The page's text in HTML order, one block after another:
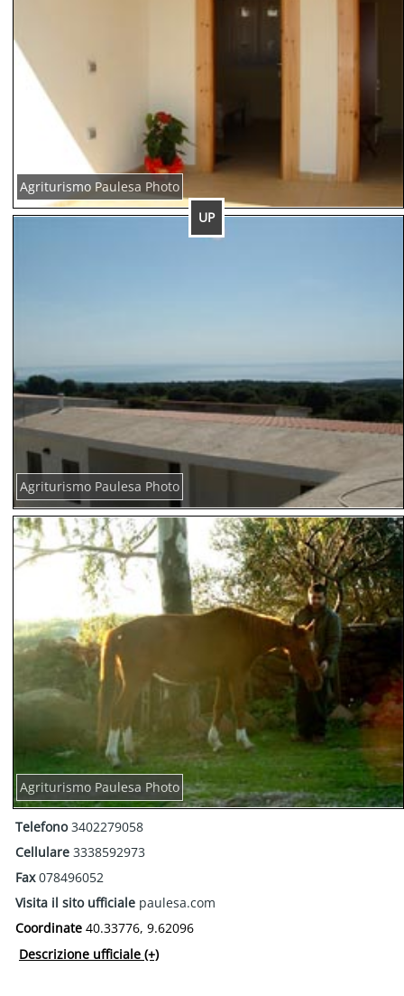
UP
Agriturismo Paulesa Photo
Agriturismo Paulesa Photo
Agriturismo Paulesa Photo
Telefono3402279058
Cellulare 3338592973
Fax078496052
Visita il sito ufficiale paulesa.com
Coordinate 40.33776, 9.62096
Descrizione ufficiale (+)